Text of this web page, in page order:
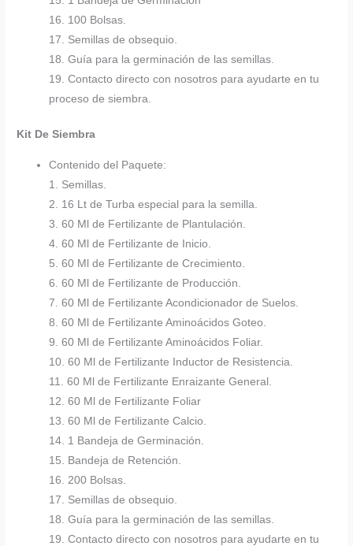
16. 100 Bolsas.
17. Semillas de obsequio.
18. Guía para la germinación de las semillas.
19. Contacto directo con nosotros para ayudarte en tu
proceso de siembra.
Kit De Siembra
Contenido del Paquete:
1. Semillas.
2. 16 Lt de Turba especial para la semilla.
3. 60 Ml de Fertilizante de Plantulación.
4. 60 Ml de Fertilizante de Inicio.
5. 60 Ml de Fertilizante de Crecimiento.
6. 60 Ml de Fertilizante de Producción.
7. 60 Ml de Fertilizante Acondicionador de Suelos.
8. 60 Ml de Fertilizante Aminoácidos Goteo.
9. 60 Ml de Fertilizante Aminoácidos Foliar.
10. 60 Ml de Fertilizante Inductor de Resistencia.
11. 60 Ml de Fertilizante Enraizante General.
12. 60 Ml de Fertilizante Foliar
13. 60 Ml de Fertilizante Calcio.
14. 1 Bandeja de Germinación.
15. Bandeja de Retención.
16. 200 Bolsas.
17. Semillas de obsequio.
18. Guía para la germinación de las semillas.
19. Contacto directo con nosotros para ayudarte en tu